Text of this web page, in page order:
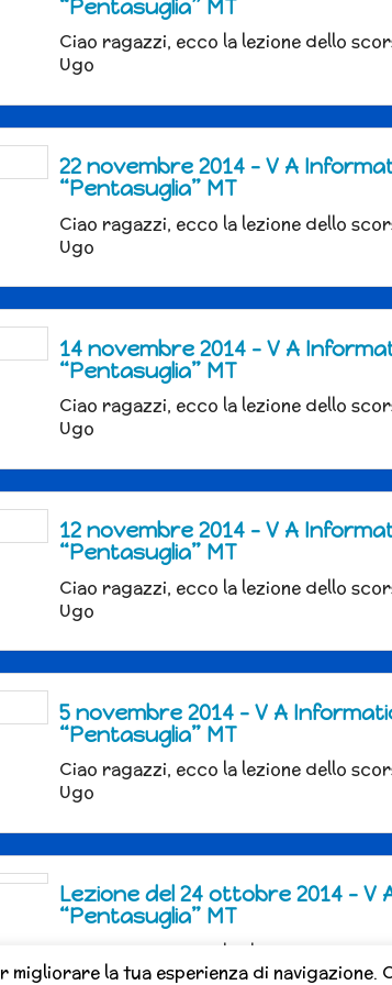
“Pentasuglia” MT
Ciao ragazzi, ecco la lezione dello
Ugo
22 novembre 2014 – V A
“Pentasuglia” MT
Ciao ragazzi, ecco la lezione dello
Ugo
14 novembre 2014 – V A
“Pentasuglia” MT
Ciao ragazzi, ecco la lezione dello
Ugo
12 novembre 2014 – V A
“Pentasuglia” MT
Ciao ragazzi, ecco la lezione dello
Ugo
5 novembre 2014 – V A
“Pentasuglia” MT
Ciao ragazzi, ecco la lezione dello
Ugo
Lezione del 24 ottobre 2014 – V
“Pentasuglia” MT
Ciao ragazzi, ecco le slide presentate
migliorare la tua esperienza di